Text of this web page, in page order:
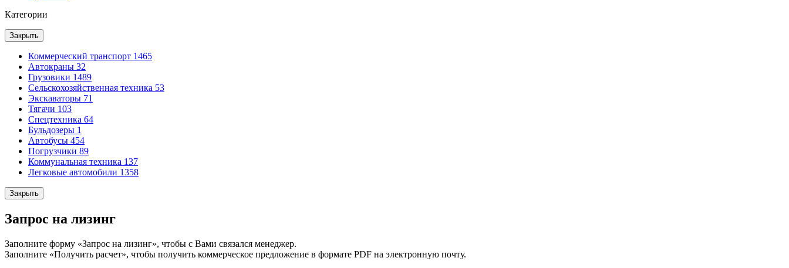
Категории
Закрыть
Коммерческий транспорт 1465
Автокраны 32
Грузовики 1489
Сельскохозяйственная техника 53
Экскаваторы 71
Тягачи 103
Спецтехника 64
Бульдозеры 1
Автобусы 454
Погрузчики 89
Коммунальная техника 137
Легковые автомобили 1358
Закрыть
Запрос на лизинг
Заполните форму «Запрос на лизинг», чтобы с Вами связался менеджер.
Заполните «Получить расчет», чтобы получить коммерческое предложение в формате PDF на электронную почту.